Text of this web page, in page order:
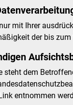
mit Ihrer
der bis
steht dem
entnommen